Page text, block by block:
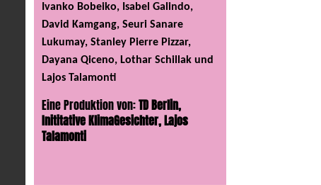
Ivanko Bobeiko, Isabel Galindo,
David Kamgang,Seuri Sanare
Lukumay, Stanley Pierre Pizzar,
Dayana Qiceno, Lothar Schillak und
Lajos Talamonti
Eine Produktion von:TD Berlin,
Inititative KlimaGesichter, Lajos
Talamonti